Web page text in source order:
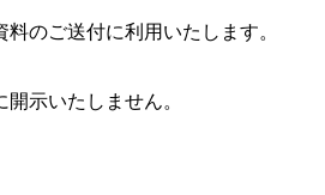
のご送付に利用いたします。
示いたしません。